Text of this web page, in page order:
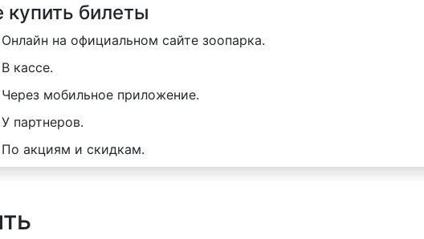
купить билеты
Онлайн на официальном сайте зоопарка.
В кассе.
Через мобильное приложение.
У партнеров.
По акциям и скидкам.